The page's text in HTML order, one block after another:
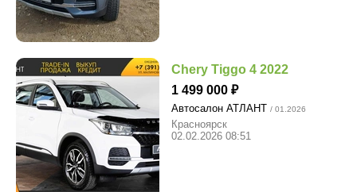
Chery Tiggo 4 2022
1 499 000
Автосалон АТЛАНТ / 01.2026
Красноярск
02.02.2026 08:51